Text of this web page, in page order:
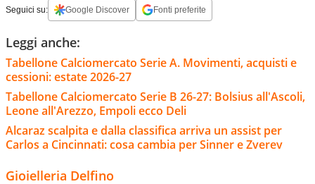
Seguici su: Google Discover Fonti preferite
Leggi anche:
Tabellone Calciomercato Serie A. Movimenti, acquisti e
cessioni: estate 2026-27
Tabellone Calciomercato Serie B 26-27: Bolsius all'Ascoli,
Leone all'Arezzo, Empoli ecco Deli
Alcaraz scalpita e dalla classifica arriva un assist per
Carlos a Cincinnati: cosa cambia per Sinner e Zverev
Gioielleria Delfino